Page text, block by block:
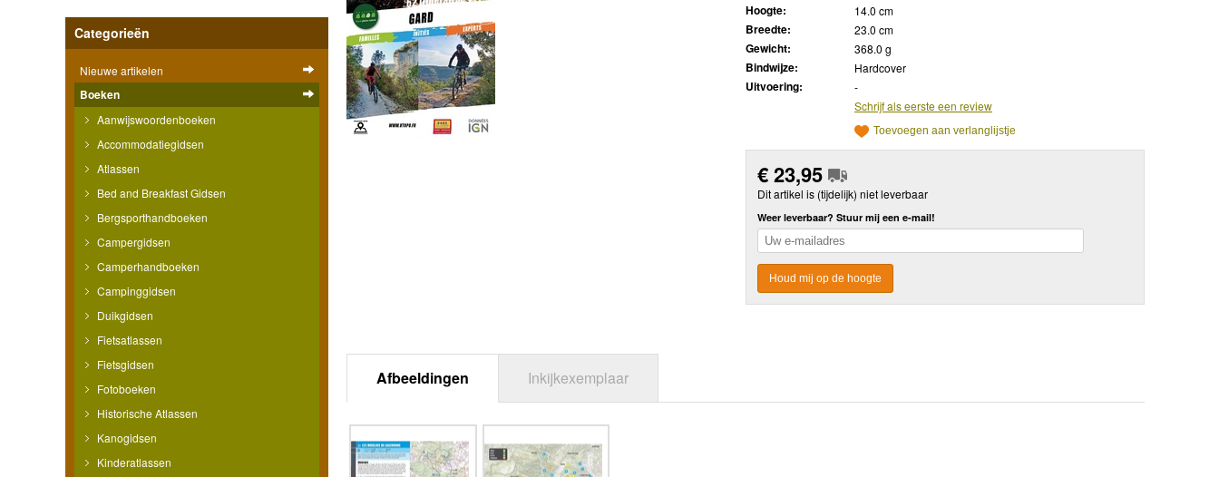
Categorieën
Nieuwe artikelen
Boeken
Aanwijswoordenboeken
Accommodatiegidsen
Atlassen
Bed and Breakfast Gidsen
Bergsporthandboeken
Campergidsen
Camperhandboeken
Campinggidsen
Duikgidsen
Fietsatlassen
Fietsgidsen
Fotoboeken
Historische Atlassen
Kanogidsen
Kinderatlassen
Hoogte: 14.0 cm
Breedte: 23.0 cm
Gewicht: 368.0 g
Bindwijze: Hardcover
Uitvoering:
-
Schrijf als eerste een review
Toevoegen aan verlanglijstje
€23,95
Dit artikel is (tijdelijk) niet leverbaar
Weer leverbaar? Stuur mij een e-mail!
Houd mij op de hoogte
Afbeeldingen Inkijkexemplaar